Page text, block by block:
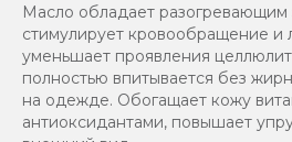
Масло обладает
стимулирует кровообращение
уменьшает проявления
полностью впитывается без
на одежде. Обогащает кожу
антиоксидантами, повышает